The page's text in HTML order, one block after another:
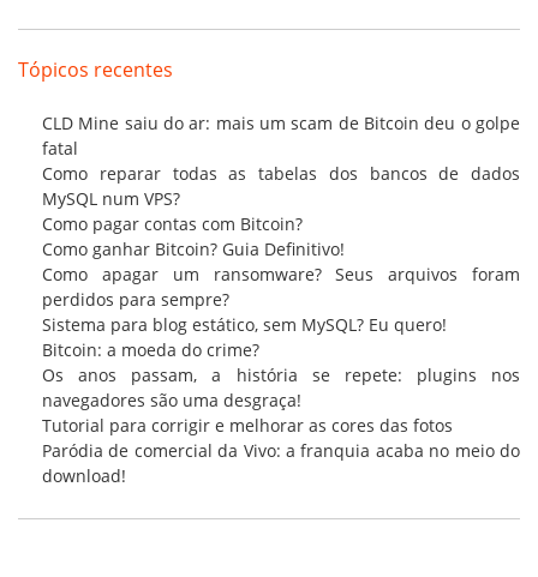
Tópicos recentes
CLD Mine saiu do ar: mais um scam de Bitcoin deu o golpe
fatal
Como reparar todas as tabelas dos bancos de dados
MySQL num VPS?
Como pagar contas com Bitcoin?
Como ganhar Bitcoin? Guia Definitivo!
Como apagar um ransomware? Seus arquivos foram
perdidos para sempre?
Sistema para blog estático, sem MySQL? Eu quero!
Bitcoin: a moeda do crime?
Os anos passam, a história se repete: plugins nos
navegadores são uma desgraça!
Tutorial para corrigir e melhorar as cores das fotos
Paródia de comercial da Vivo: a franquia acaba no meio do
download!